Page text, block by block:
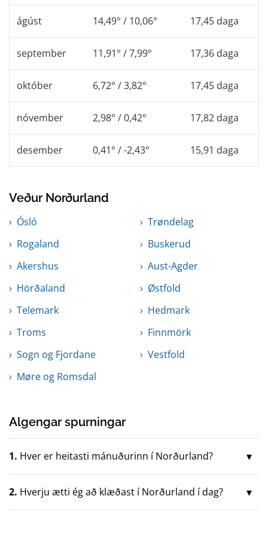
ágúst 14,49° / 10,06° 17,45 daga
september 11,91° / 7,99° 17,36 daga
október 6,72° / 3,82° 17,45 daga
nóvember 2,98° / 0,42° 17,82 daga
desember 0,41° / -2,43° 15,91 daga
Veður Norðurland
Ósló
Trøndelag
Rogaland
Buskerud
Akershus
Aust-Agder
Hörðaland
Østfold
Telemark
Hedmark
Troms
Finnmörk
Sogn og Fjordane
Vestfold
Møre og Romsdal
Algengar spurningar
1. Hver er heitasti mánuðurinn í Norðurland?
2. Hverju ætti ég að klæðast í Norðurland í dag?